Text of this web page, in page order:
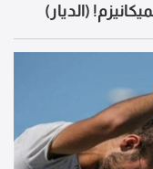
(الديار)